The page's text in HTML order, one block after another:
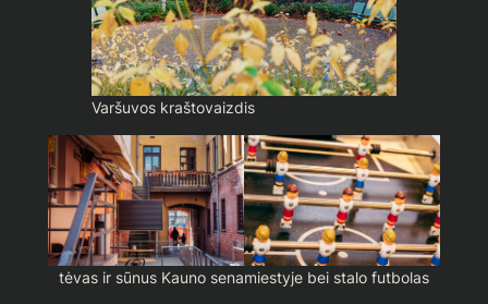
Varšuvos kraštovaizdis
tėvas ir sūnus Kauno senamiestyje bei stalo futbolas